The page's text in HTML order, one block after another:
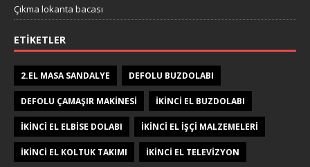
2.el sağlam temiz plywood garantili sıfır ayarında çam plywood
2.EL MASA SANDALYE DEFOLU BUZDOLABI
DEFOLU ÇAMAŞIR MAKINESI IKINCI EL BUZDOLABI
IKINCI EL ELBISE DOLABI IKINCI EL IŞÇI MALZEMELERI